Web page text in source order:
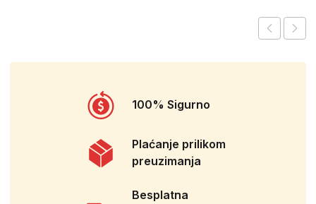
100% Sigurno
Plaćanje prilikom
preuzimanja
Besplatna